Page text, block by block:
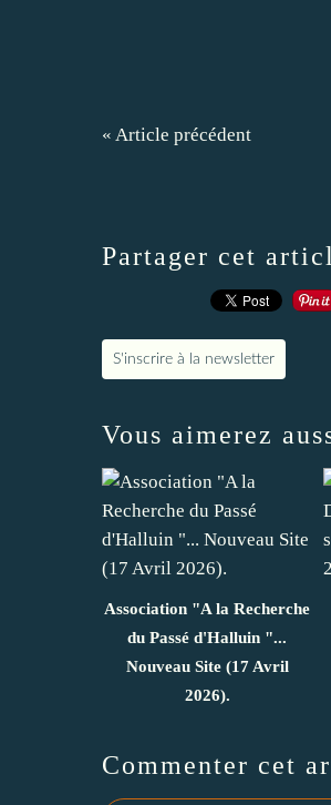
« Article précédent
Partager cet
S'inscrire à la newsletter
Vous aimerez
Association "A la Recherche
du Passé d'Halluin "...
Nouveau Site (17 Avril
2026).
Commenter cet